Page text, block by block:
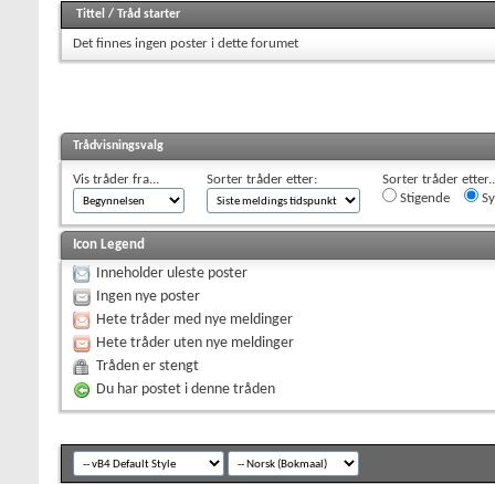
Tittel / Tråd starter
Det finnes ingen poster i dette forumet
Trådvisningsvalg
Vis tråder fra... Sorter tråder etter:
Sorter tråder
Stigende
Icon Legend
Inneholder uleste poster
Ingen nye poster
Hete tråder med nye meldinger
Hete tråder uten nye meldinger
Tråden er stengt
Du har postet i denne tråden